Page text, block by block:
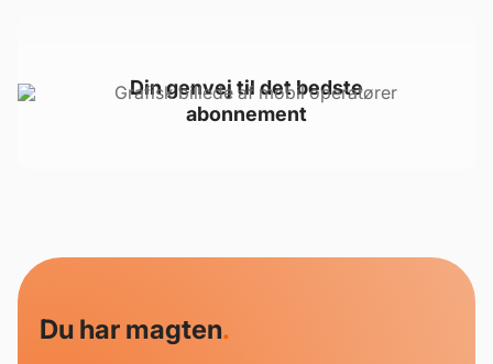
Din genvej til det bedste
abonnement
Du har magten.